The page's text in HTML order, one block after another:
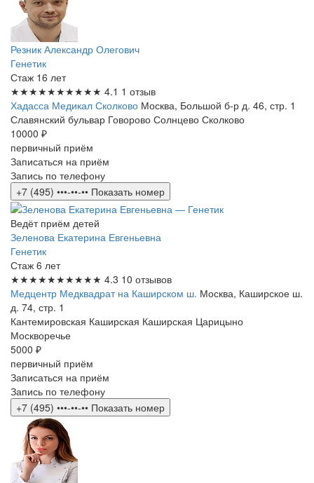
Резник Александр Олегович
Генетик
Стаж 16 лет
★★★★★★★★★★ 4.1 1 отзыв
Хадасса Медикал Сколково Москва, Большой б-р д. 46, стр. 1
Славянский бульвар Говорово Солнцево Сколково
10000 ₽
первичный приём
Записаться на приём
Запись по телефону
+7 (495) •••-••-•• Показать номер
Ведёт приём детей
Зеленова Екатерина Евгеньевна
Генетик
Стаж 6 лет
★★★★★★★★★★ 4.3 10 отзывов
Медцентр Медквадрат на Каширском ш. Москва, Каширское ш.
д. 74, стр. 1
Кантемировская Каширская Каширская Царицыно
Москворечье
5000 ₽
первичный приём
Записаться на приём
Запись по телефону
+7 (495) •••-••-•• Показать номер